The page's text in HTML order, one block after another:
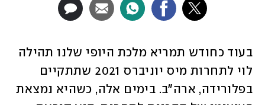
בפלורידה, ארה"ב. בימים אלה, כשהיא נמצאת